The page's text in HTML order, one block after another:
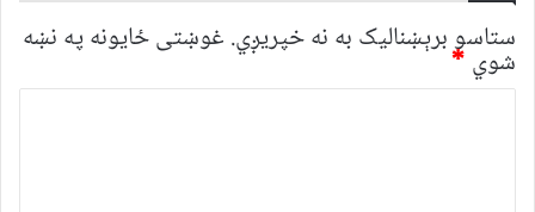
ستاسو برېښناليک به نه خپريږي. غوښتى ځایونه په نښه
شوي *